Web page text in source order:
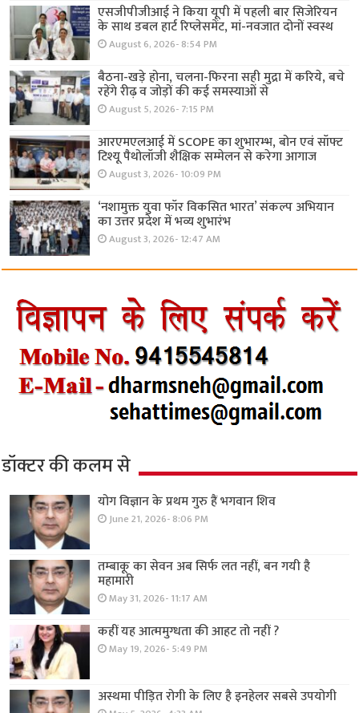
एसजीपीजीआई ने किया यूपी में पहली बार सिजेरियन
के साथ डबल हार्ट रिप्लेसमेंट, मां-नवजात दोनों स्वस्थ
August 6, 2026- 8:54 PM
बैठना-खड़े होना, चलना-फिरना सही मुद्रा में करिये, बचे
रहेंगे रीढ़ व जोड़ों की कई समस्याओं से
August 5, 2026- 7:15 PM
आरएमएलआई में SCOPE का शुभारम्भ, बोन एवं सॉफ्ट
टिश्यू पैथोलॉजी शैक्षिक सम्मेलन से करेगा आगाज
August 3, 2026- 10:09 PM
‘नशामुक्त युवा फॉर विकसित भारत’ संकल्प अभियान
का उत्तर प्रदेश में भव्य शुभारंभ
August 3, 2026- 12:47 AM
डॉक्टर की कलम से
योग विज्ञान के प्रथम गुरु हैं भगवान शिव
June 21, 2026- 8:06 PM
तम्बाकू का सेवन अब सिर्फ लत नहीं, बन गयी है
महामारी
May 31, 2026- 11:17 AM
कहीं यह आत्ममुग्धता की आहट तो नहीं ?
May 19, 2026- 5:49 PM
अस्थमा पीड़ित रोगी के लिए है इनहेलर सबसे उपयोगी